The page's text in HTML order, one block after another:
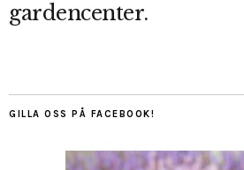
gardencenter.
GILLA OSS PÅ FACEBOOK!